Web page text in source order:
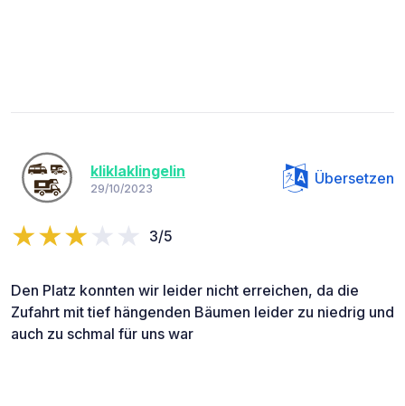
kliklaklingelin
29/10/2023
Übersetzen
3/5
Den Platz konnten wir leider nicht erreichen, da die
Zufahrt mit tief hängenden Bäumen leider zu niedrig und
auch zu schmal für uns war